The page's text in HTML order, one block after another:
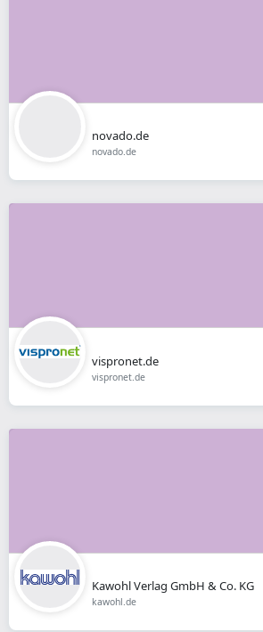
novado.de
novado.de
vispronet.de
vispronet.de
Kawohl Verlag GmbH & Co. KG
kawohl.de